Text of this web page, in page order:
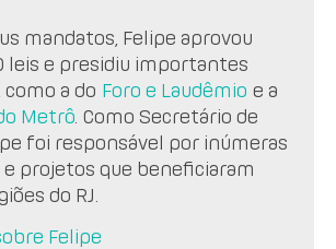
mandatos, Felipe aprovou
leis e presidiu importantes
como a do Foro e Laudêmio e a
Metrô . Como Secretário de
foi responsável por inúmeras
e projetos que beneficiaram
do RJ.
Felipe